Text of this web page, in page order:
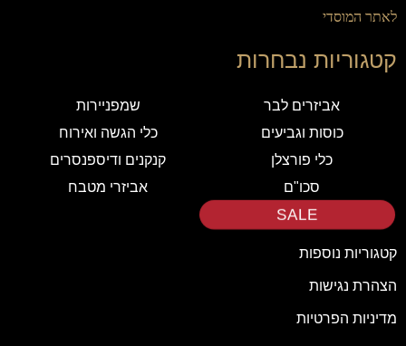
לאתר המוסדי
קטגוריות נבחרות
אביזרים לבר
שמפניירות
כוסות וגביעים
כלי הגשה ואירוח
כלי פורצלן
קנקנים ודיספנסרים
סכו"ם
אביזרי מטבח
SALE
קטגוריות נוספות
הצהרת נגישות
מדיניות הפרטיות